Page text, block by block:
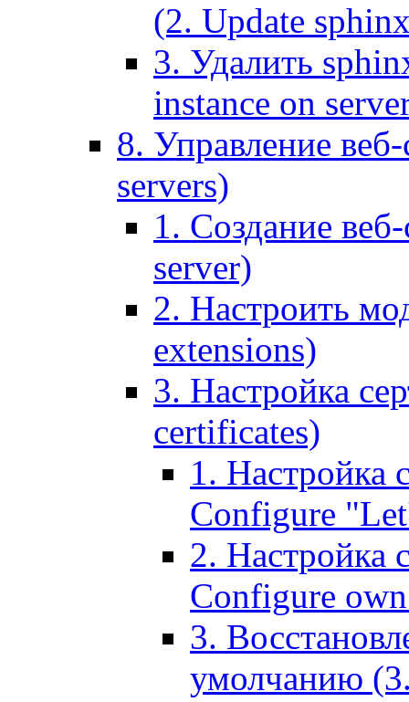
(2. Update
3. Удалить
instance on
8. Управление
servers)
1. Создание
server)
2. Настроить
extensions)
3. Настройка
certificates)
1. Настройка
Configure
2. Настройка
Configure
3.
умолчанию